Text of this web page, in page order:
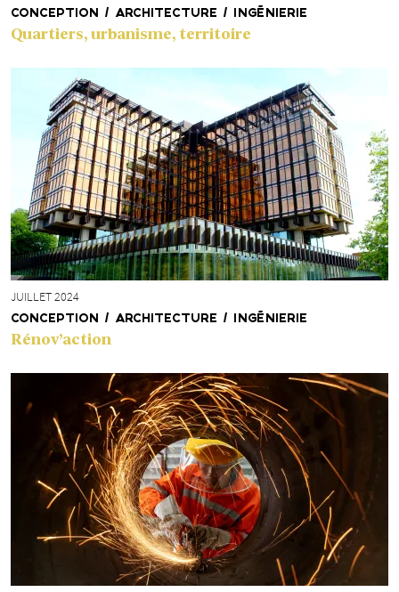
CONCEPTION / ARCHITECTURE / INGÉNIERIE
Quartiers, urbanisme, territoire
JUILLET 2024
CONCEPTION / ARCHITECTURE / INGÉNIERIE
Rénov’action